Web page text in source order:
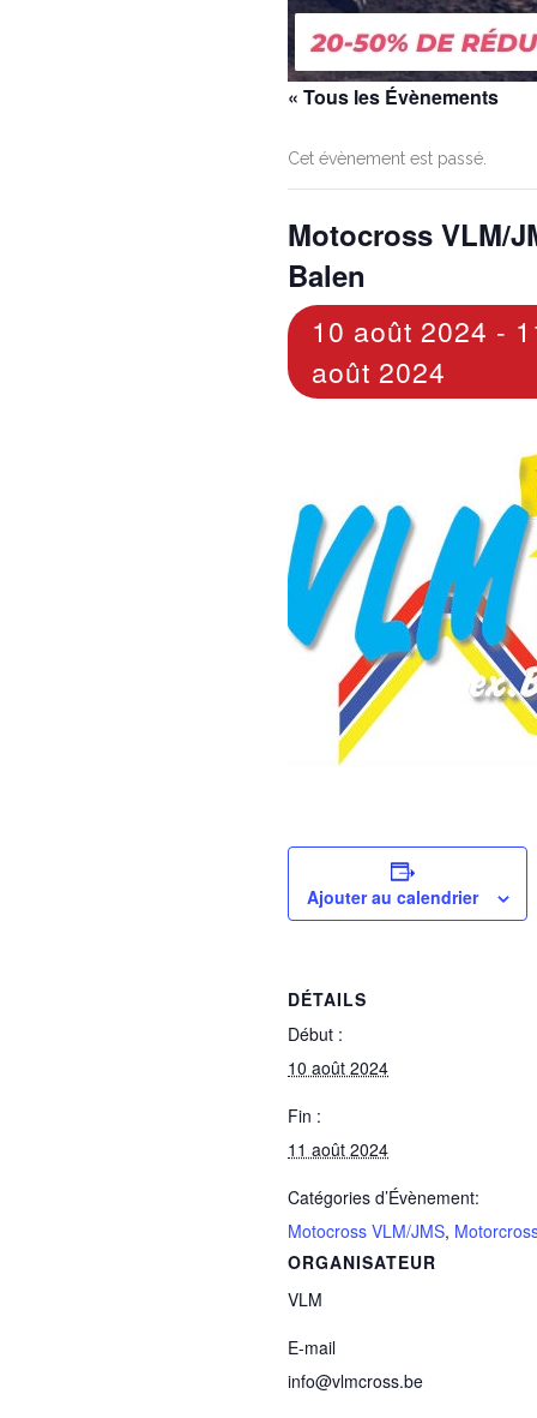
« Tous les Évènements
Cet évènement est passé.
Motocross VLM/
Balen
10 août 2024 -
août 2024
Ajouter au calendrier
DÉTAILS
Début :
10 août 2024
Fin :
11 août 2024
Catégories d’Évènement:
Motocross VLM/JMS,
ORGANISATEUR
VLM
E-mail
info@vlmcross.be